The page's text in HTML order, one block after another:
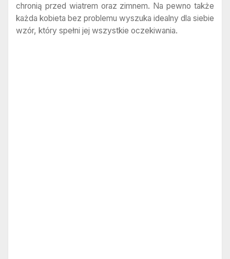
chronią przed wiatrem oraz zimnem. Na pewno także
każda kobieta bez problemu wyszuka idealny dla siebie
wzór, który spełni jej wszystkie oczekiwania.